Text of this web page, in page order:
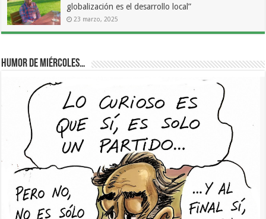
globalización es el desarrollo local”
23 marzo, 2025
Humor de Miércoles…